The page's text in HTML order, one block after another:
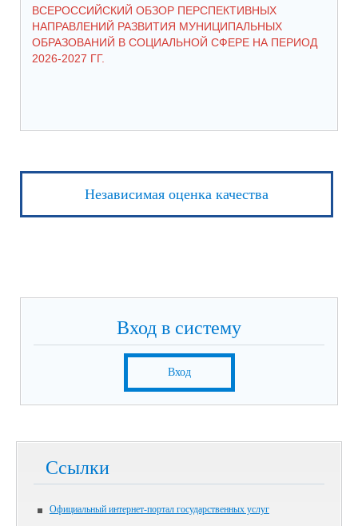
ВСЕРОССИЙСКИЙ ОБЗОР ПЕРСПЕКТИВНЫХ
НАПРАВЛЕНИЙ РАЗВИТИЯ МУНИЦИПАЛЬНЫХ
ОБРАЗОВАНИЙ В СОЦИАЛЬНОЙ СФЕРЕ НА ПЕРИОД
2026-2027 ГГ.
Независимая оценка качества
Вход в систему
Вход
Ссылки
Официальный интернет-портал государственных услуг